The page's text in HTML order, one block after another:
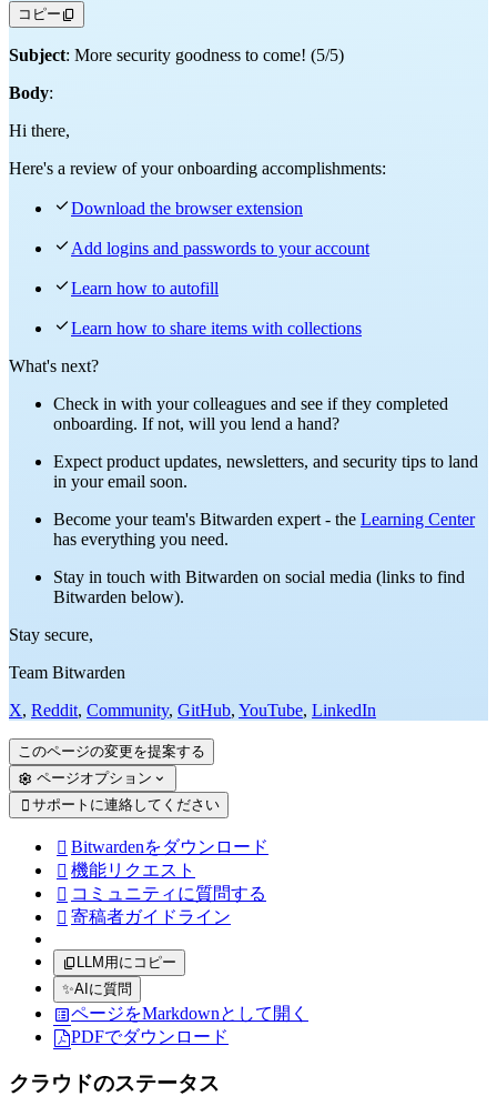
コピー
Subject: More security goodness to come! (5/5)
Body:
Hi there,
Here's a review of your onboarding accomplishments:
Download the browser extension
 Add logins and passwords to your account
Learn how to autofill
Learn how to share items with collections
What's next?
Check in with your colleagues and see if they completed
onboarding. If not, will you lend a hand?
Expect product updates, newsletters, and security tips to land
in your email soon.
Become your team's Bitwarden expert - the Learning Center
has everything you need.
Stay in touch with Bitwarden on social media (links to find
Bitwarden below).
Stay secure,
Team Bitwarden
X, Reddit, Community, GitHub, YouTube, LinkedIn
このページの変更を提案する
ページオプション
 サポートに連絡してください
 Bitwardenをダウンロード
 機能リクエスト
 コミュニティに質問する
 寄稿者ガイドライン
LLM用にコピー
✨AIに質問
ページをMarkdownとして開く
PDFでダウンロード
クラウドのステータス